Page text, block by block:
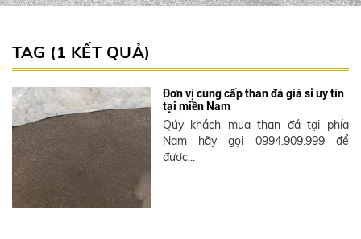
TAG (1 KẾT QUẢ)
Đơn vị cung cấp than đá giá sỉ uy tín
tại miền Nam
Qúy khách mua than đá tại phía
Nam hãy gọi 0994.909.999 để
được...